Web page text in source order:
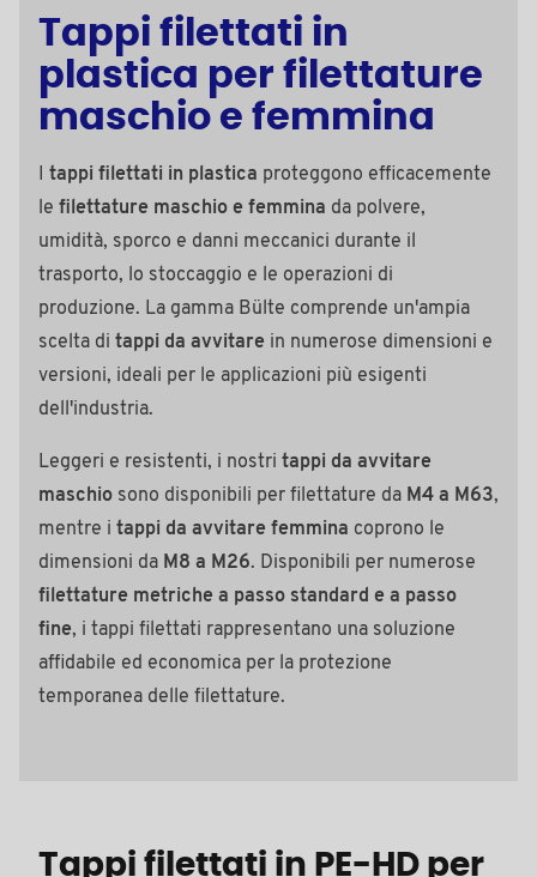
Tappi filettati in
plastica per filettature
maschio e femmina
tappi filettati in plastica proteggono efficacemente
le filettature maschio e femmina da polvere,
umidità, sporco e danni meccanici durante il
trasporto, lo stoccaggio e le operazioni di
produzione. La gamma Bülte comprende un'ampia
scelta di tappi da avvitare in numerose dimensioni e
versioni, ideali per le applicazioni più esigenti
dell'industria.
Leggeri e resistenti, i nostri tappi da avvitare
maschio sono disponibili per filettature da M4 a M63,
mentre i tappi da avvitare femmina coprono le
dimensioni da M8 a M26. Disponibili per numerose
filettature metriche a passo standard e a passo
fine, i tappi filettati rappresentano una soluzione
affidabile ed economica per la protezione
temporanea delle filettature.
Tappi filettati in PE-HD per